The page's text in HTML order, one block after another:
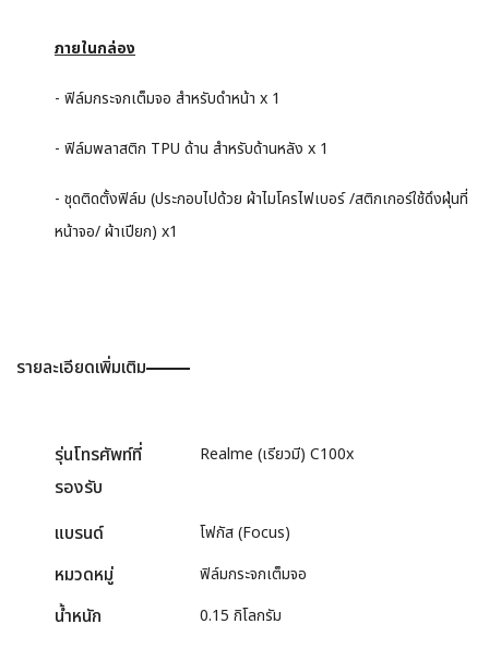
ภายในกล่อง
- ฟิล์มกระจกเต็มจอ สำหรับดำหน้า x 1
- ฟิล์มพลาสติก TPU ด้าน สำหรับด้านหลัง x 1
- ชุดติดตั้งฟิล์ม (ประกอบไปด้วย ผ้าไมโครไฟเบอร์ /สติกเกอร์ใช้ดึงฝุ่นที่
หน้าจอ/ ผ้าเปียก) x1
รายละเอียดเพิ่มเติม
รุ่นโทรศัพท์ที่
รองรับ
Realme (เรียวมี) C100x
แบรนด์ โฟกัส (Focus)
หมวดหมู่ ฟิล์มกระจกเต็มจอ
น้ำหนัก 0.15 กิโลกรัม